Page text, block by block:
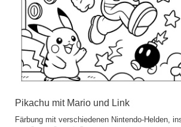
Pikachu mit Mario und Link
Färbung mit verschiedenen Nintendo-Helden,